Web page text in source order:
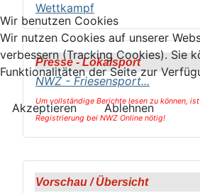
Vorschau / Übersicht
Wettkampf
Presse - Lokalsport
NWZ - Friesensport...
Um vollständige Berichte lesen zu können, ist
Registrierung bei NWZ Online nötig!
Wir benutzen Cookies
Wir nutzen Cookies auf unserer
verbessern (Tracking Cookies). Sie
Funktionalitäten der Seite zur
Akzeptieren Ablehnen